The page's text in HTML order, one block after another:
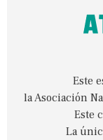
Este
la Asociación
Este
La